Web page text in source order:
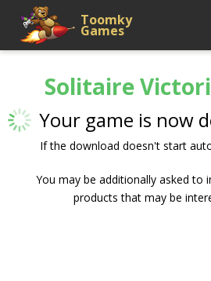
Toomky
Games
Solitaire
Your game is now
If the download doesn't start
You may be additionally asked to
products that may be